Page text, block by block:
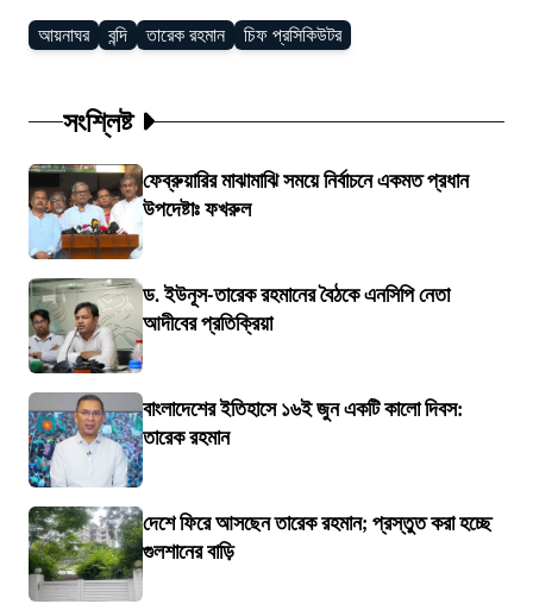
আয়নাঘর বন্দি তারেক রহমান চিফ প্রসিকিউটর
সংশ্লিষ্ট
ফেব্রুয়ারির মাঝামাঝি সময়ে নির্বাচনে একমত প্রধান
উপদেষ্টাঃ ফখরুল
ড. ইউনূস-তারেক রহমানের বৈঠকে এনসিপি নেতা
আদীবের প্রতিক্রিয়া
বাংলাদেশের ইতিহাসে ১৬ই জুন একটি কালো দিবস:
তারেক রহমান
দেশে ফিরে আসছেন তারেক রহমান; প্রস্তুত করা হচ্ছে
গুলশানের বাড়ি